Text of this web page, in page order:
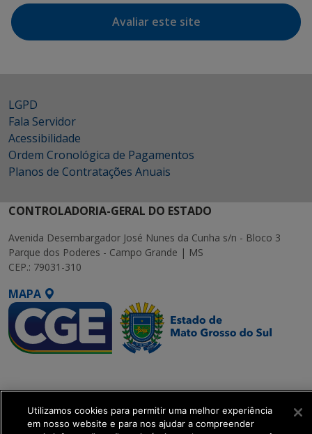
Avaliar este site
LGPD
Fala Servidor
Acessibilidade
Ordem Cronológica de Pagamentos
Planos de Contratações Anuais
CONTROLADORIA-GERAL DO ESTADO
Avenida Desembargador José Nunes da Cunha s/n - Bloco 3
Parque dos Poderes - Campo Grande | MS
CEP.: 79031-310
MAPA
Executiva de
Transformação Digital
Utilizamos cookies para permitir uma melhor experiência
em nosso website e para nos ajudar a compreender